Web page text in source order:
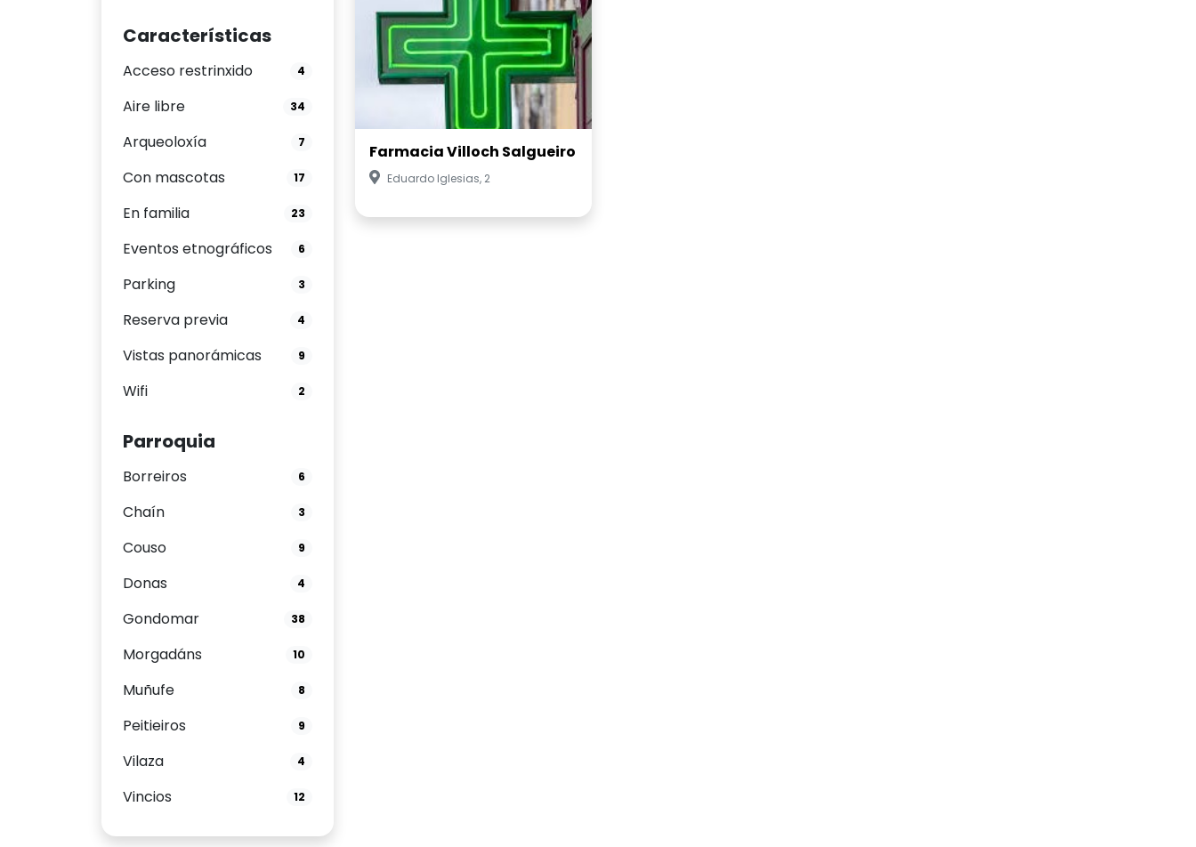
Características
Acceso restrinxido 4
Aire libre 34
Arqueoloxía 7
Con mascotas 17
En familia 23
Eventos etnográficos 6
Parking 3
Reserva previa 4
Vistas panorámicas 9
Wifi 2
Parroquia
Borreiros 6
Chaín 3
Couso 9
Donas 4
Gondomar 38
Morgadáns 10
Muñufe 8
Peitieiros 9
Vilaza 4
Vincios 12
Farmacia Villoch Salgueiro
Eduardo Iglesias, 2